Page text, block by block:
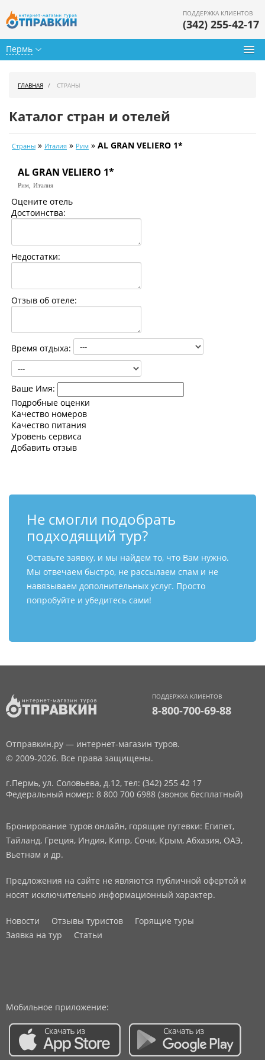
Пермь
ПОДДЕРЖКА КЛИЕНТОВ
(342) 255-42-17
Календарь туров
Цены дня
Страны
ГЛАВНАЯ СТРАНЫ
Каталог стран и отелей
Страны » Италия » Рим » AL GRAN VELIERO 1*
AL GRAN VELIERO 1*
Рим, Италия
Оцените отель
Достоинства:
Недостатки:
Отзыв об отеле:
Время отдыха:
Ваше Имя:
Подробные оценки
Качество номеров
Качество питания
Уровень сервиса
Добавить отзыв
Не смогли подобрать
подходящий тур?
Оставьте заявку, и мы найдем то, что Вам нужно.
Мы отвечаем быстро, не рассылаем спам и не
навязываем дополнительных услуг. Просто
попробуйте и убедитесь сами!
ПОДДЕРЖКА КЛИЕНТОВ
8-800-700-69-88
Отправкин.ру — интернет-магазин туров.
© 2009-2026. Все права защищены.
г.Пермь, ул. Соловьева, д.12, тел: (342) 255 42 17
Федеральный номер: 8 800 700 6988 (звонок бесплатный)
Бронирование туров онлайн, горящие путевки: Египет,
Тайланд, Греция, Индия, Кипр, Сочи, Крым, Абхазия, ОАЭ,
Вьетнам и др.
Предложения на сайте не являются публичной офертой и
носят исключительно информационный характер.
Новости Отзывы туристов
Горящие туры
Заявка на тур
Статьи
Мобильное приложение: